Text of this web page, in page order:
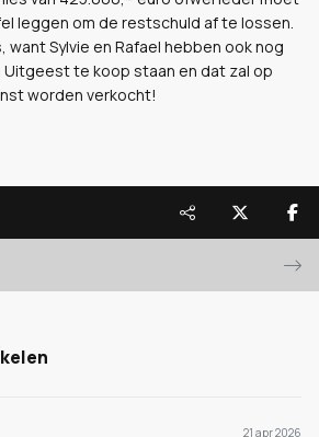
leggen om de restschuld af te lossen.
want Sylvie en Rafael hebben ook nog
Uitgeest te koop staan en dat zal op
worden verkocht!
21 apr 2026